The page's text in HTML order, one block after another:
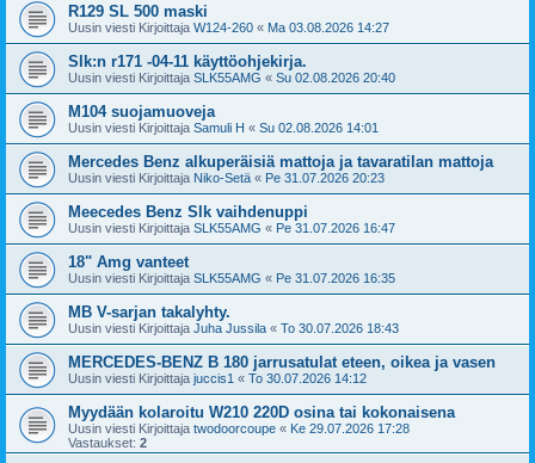
R129 SL 500 maski
Uusin viesti Kirjoittaja W124-260 « Ma 03.08.2026 14:27
Slk:n r171 -04-11 käyttöohjekirja.
Uusin viesti Kirjoittaja SLK55AMG « Su 02.08.2026 20:40
M104 suojamuoveja
Uusin viesti Kirjoittaja Samuli H « Su 02.08.2026 14:01
Mercedes Benz alkuperäisiä mattoja ja tavaratilan mattoja
Uusin viesti Kirjoittaja Niko-Setä « Pe 31.07.2026 20:23
Meecedes Benz Slk vaihdenuppi
Uusin viesti Kirjoittaja SLK55AMG « Pe 31.07.2026 16:47
18" Amg vanteet
Uusin viesti Kirjoittaja SLK55AMG « Pe 31.07.2026 16:35
MB V-sarjan takalyhty.
Uusin viesti Kirjoittaja Juha Jussila « To 30.07.2026 18:43
MERCEDES-BENZ B 180 jarrusatulat eteen, oikea ja vasen
Uusin viesti Kirjoittaja juccis1 « To 30.07.2026 14:12
Myydään kolaroitu W210 220D osina tai kokonaisena
Uusin viesti Kirjoittaja twodoorcoupe « Ke 29.07.2026 17:28
Vastaukset: 2